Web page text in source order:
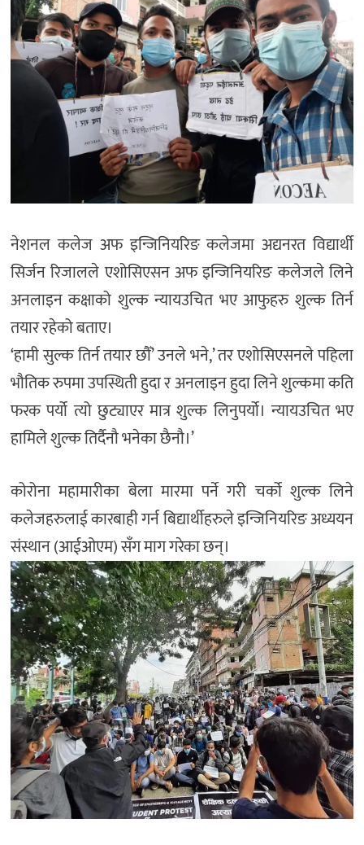
नेशनल कलेज अफ इन्जिनियरिङ कलेजमा अद्यनरत विद्यार्थी
सिर्जन रिजालले एशोसिएसन अफ इन्जिनियरिङ कलेजले लिने
अनलाइन कक्षाको शुल्क न्यायउचित भए आफुहरु शुल्क तिर्न
तयार रहेको बताए।
‘हामी सुल्क तिर्न तयार छौँ’ उनले भने,’ तर एशोसिएसनले पहिला
भौतिक रुपमा उपस्थिती हुदा र अनलाइन हुदा लिने शुल्कमा कति
फरक पर्यो त्यो छुट्याएर मात्र शुल्क लिनुपर्यो। न्यायउचित भए
हामिले शुल्क तिर्दैनौ भनेका छैनौ।’
कोरोना महामारीका बेला मारमा पर्ने गरी चर्को शुल्क लिने
कलेजहरुलाई कारबाही गर्न बिद्यार्थीहरुले इन्जिनियरिङ अध्ययन
संस्थान (आईओएम) सँग माग गरेका छन्।